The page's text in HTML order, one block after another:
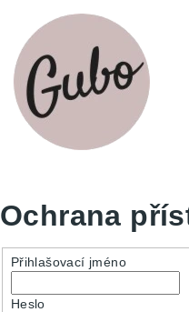
Ochrana
Přihlašovací jméno
Heslo